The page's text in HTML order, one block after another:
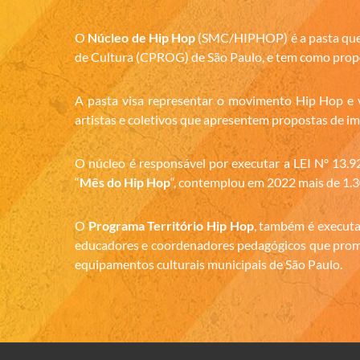
O Núcleo de Hip Hop (SMC/HIPHOP) é a pasta
de Cultura (CPROG) de São Paulo, e tem como
A pasta visa representar o movimento Hip Hop e
artistas e coletivos que apresentem propostas de
O núcleo é responsável por executar a LEI Nº
“Mês do Hip Hop“, contemplou em 2022 mais de
OPrograma Território Hip Hop, também é
educadores e coordenadores pedagógicos que
equipamentos culturais municipais de São Paulo.